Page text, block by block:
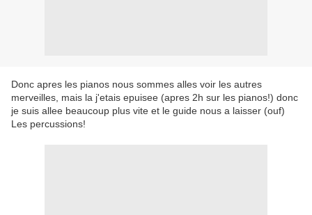
Donc apres les pianos nous sommes alles voir les autres
merveilles, mais la j'etais epuisee (apres 2h sur les pianos!) donc
je suis allee beaucoup plus vite et le guide nous a laisser (ouf)
Les percussions!